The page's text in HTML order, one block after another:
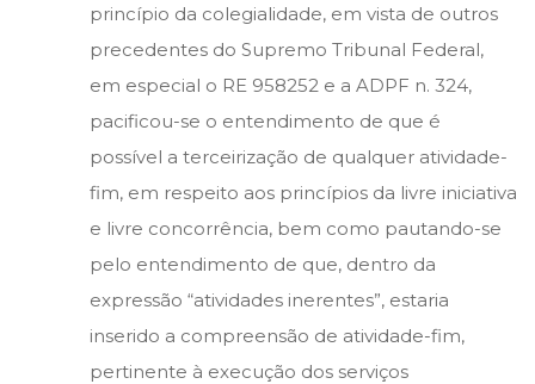
princípio da colegialidade, em vista de outros
precedentes do Supremo Tribunal Federal,
em especial o RE 958252 e a ADPF n. 324,
pacificou-se o entendimento de que é
possível a terceirização de qualquer atividade-
fim, em respeito aos princípios da livre iniciativa
e livre concorrência, bem como pautando-se
pelo entendimento de que, dentro da
expressão “atividades inerentes”, estaria
inserido a compreensão de atividade-fim,
pertinente à execução dos serviços